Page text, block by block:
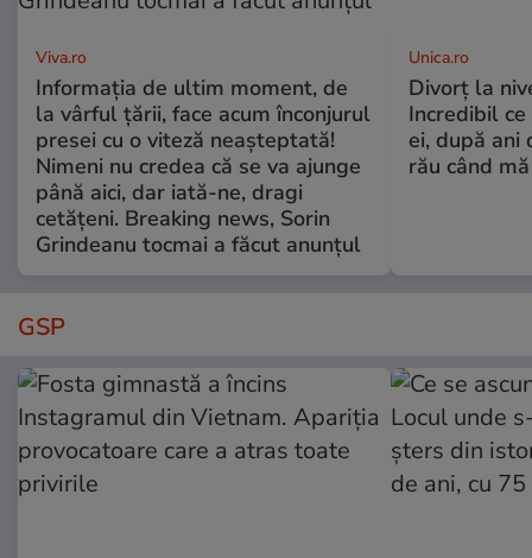
Viva.ro
Informația de ultim moment, de
la vârful țării, face acum înconjurul
presei cu o viteză neașteptată!
Nimeni nu credea că se va ajunge
până aici, dar iată-ne, dragi
cetățeni. Breaking news, Sorin
Grindeanu tocmai a făcut anunțul
Unica.ro
Divorț la
Incredibil
ei, după ani
rău când
GSP